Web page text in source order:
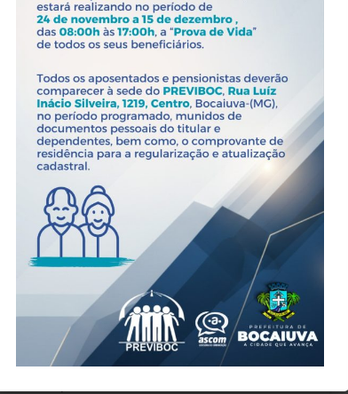
Ministério do trabalho proíbe
desconto do imposto sindical de
servidores públicos
O Ministério do Trabalho e Emprego (MTE)
proibiu, através da Portaria nº 421, de 5 de
abril de 2017, o recolhimento do imposto
sindical, previsto no art. 578 da CLT, de todos
os servidores e empregados públicos